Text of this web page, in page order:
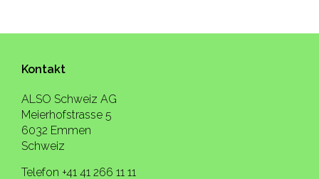
Kontakt
ALSO Schweiz AG
Meierhofstrasse 5
6032 Emmen
Schweiz
Telefon +41 41 266 11 11